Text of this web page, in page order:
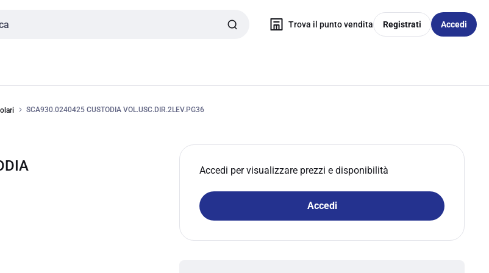
Trova il punto vendita Registrati Accedi
SCA930.0240425 CUSTODIA VOL.USC.DIR.2LEV.PG36
Accedi per visualizzare prezzi e disponibilità
Accedi